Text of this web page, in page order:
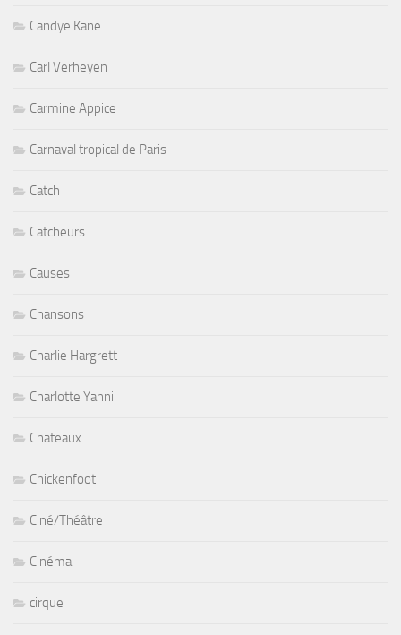
Candye Kane
Carl Verheyen
Carmine Appice
Carnaval tropical de Paris
Catch
Catcheurs
Causes
Chansons
Charlie Hargrett
Charlotte Yanni
Chateaux
Chickenfoot
Ciné/Théâtre
Cinéma
cirque